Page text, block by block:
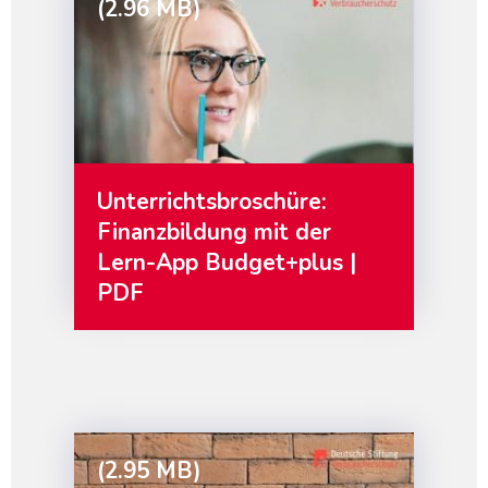
Unterrichtsbroschüre:
Finanzbildung mit der
Lern-App Budget+plus |
PDF
(2.96 MB)
(2.95 MB)